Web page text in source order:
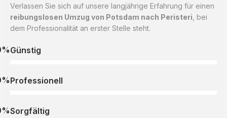
Verlassen Sie sich auf unsere langjährige Erfahrung für einen
reibungslosen Umzug von Potsdam nach Peristeri , bei
dem Professionalität an erster Stelle steht.
Günstig
Professionell
Sorgfältig